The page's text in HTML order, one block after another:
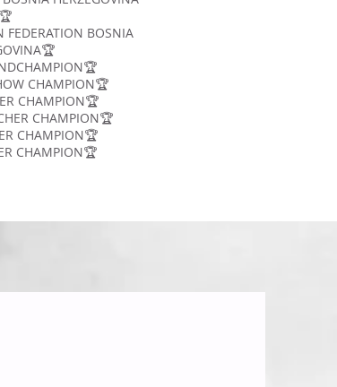
🏆
FEDERATION BOSNIA
CHAMPION🏆
CHAMPION🏆
CHAMPION🏆
CHAMPION🏆
CHAMPION🏆